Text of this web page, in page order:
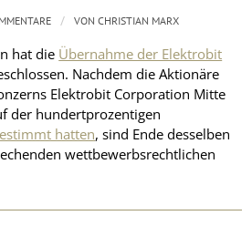
hat die Übernahme der Elektrobit
Nachdem die Aktionäre
Elektrobit Corporation Mitte
der hundertprozentigen
hatten, sind Ende desselben
wettbewerbsrechtlichen
/ VONCHRISTIAN MARX